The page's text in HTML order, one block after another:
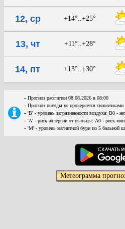
12, ср +14°..+25°
13, чт +11°..+28°
14, пт +13°..+30°
- Прогноз рассчитан 08.08.2026 в 08:00
- Прогноз погоды не проверяется синоптиками
- 'В' - уровень загрязненности воздуха: В0 -
- 'А' - риск аллергии от пыльцы: А0 - риск
- 'М' - уровень магнитной бури по 5 бальной